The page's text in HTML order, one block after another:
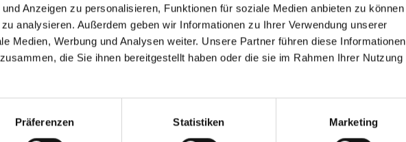
Anzeigen zu personalisieren, Funktionen für soziale Medien anbieten zu können
analysieren. Außerdem geben wir Informationen zu Ihrer Verwendung unserer
Medien, Werbung und Analysen weiter. Unsere Partner führen diese Informationen
die Sie ihnen bereitgestellt haben oder die sie im Rahmen Ihrer Nutzung
Präferenzen Statistiken Marketing
Entdeckt unsere TüftelGrundlagen, TüftelTutorials
TüftelKonzepte für Workshops oder zur Unterrichtsgestaltung.